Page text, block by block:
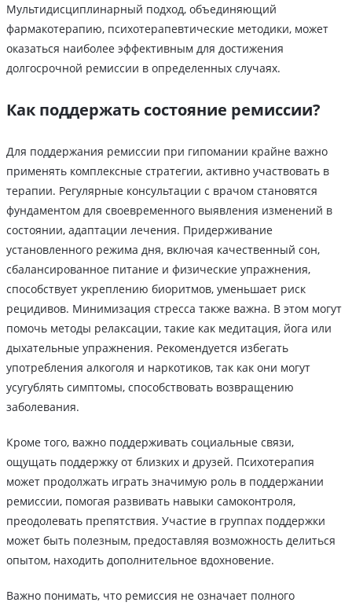
Мультидисциплинарный подход, объединяющий
фармакотерапию, психотерапевтические методики, может
оказаться наиболее эффективным для достижения
долгосрочной ремиссии в определенных случаях.
Как поддержать состояние ремиссии?
Для поддержания ремиссии при гипомании крайне важно
применять комплексные стратегии, активно участвовать в
терапии. Регулярные консультации с врачом становятся
фундаментом для своевременного выявления изменений в
состоянии, адаптации лечения. Придерживание
установленного режима дня, включая качественный сон,
сбалансированное питание и физические упражнения,
способствует укреплению биоритмов, уменьшает риск
рецидивов. Минимизация стресса также важна. В этом могут
помочь методы релаксации, такие как медитация, йога или
дыхательные упражнения. Рекомендуется избегать
употребления алкоголя и наркотиков, так как они могут
усугублять симптомы, способствовать возвращению
заболевания.
Кроме того, важно поддерживать социальные связи,
ощущать поддержку от близких и друзей. Психотерапия
может продолжать играть значимую роль в поддержании
ремиссии, помогая развивать навыки самоконтроля,
преодолевать препятствия. Участие в группах поддержки
может быть полезным, предоставляя возможность делиться
опытом, находить дополнительное вдохновение.
Важно понимать, что ремиссия не означает полного